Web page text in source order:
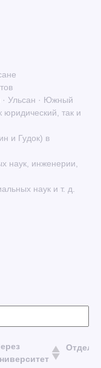
· Ульсан · Южный
юридический, так и
и Гудок) в
наук, инженерии,
наук и т. д.